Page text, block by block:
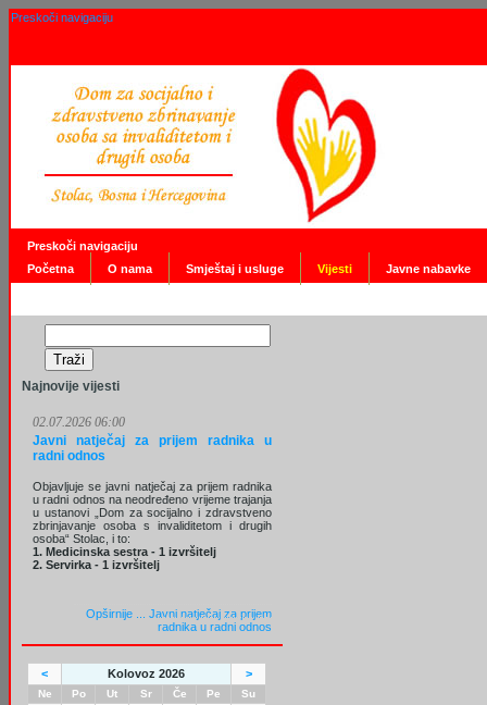
Preskoči navigaciju
Preskoči navigaciju
Početna
O nama Smještaj i usluge Vijesti Javne nabavke
Najnovije vijesti
02.07.2026 06:00
Javni natječaj za prijem radnika u
radni odnos
Objavljuje se javni natječaj za prijem radnika
u radni odnos na neodređeno vrijeme trajanja
u ustanovi „Dom za socijalno i zdravstveno
zbrinjavanje osoba s invaliditetom i drugih
osoba“ Stolac, i to:
1. Medicinska sestra - 1 izvršitelj
2. Servirka - 1 izvršitelj
Opširnije ... Javni natječaj za prijem
radnika u radni odnos
< Kolovoz 2026 >
Ne Po Ut Sr Če Pe
Su